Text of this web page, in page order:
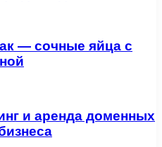
— сочные яйца с
и аренда доменных